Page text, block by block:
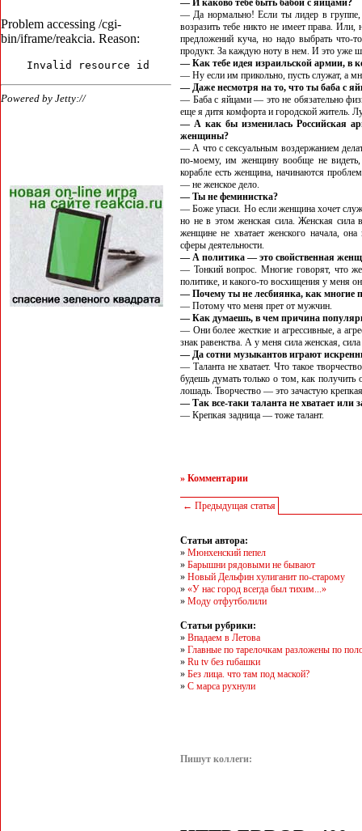
— И каково тебе быть бабой с яйцами?
— Да нормально! Если ты лидер в группе,
возразить тебе никто не имеет права.
предложений куча, но надо выбрать что-
продукт. За каждую ноту в нем. И это уже
— Как тебе идея израильской армии, в
— Ну если им прикольно, пусть служат, а
— Даже несмотря на то, что ты баба с
— Баба с яйцами — это не обязательно
еще я дитя комфорта и городской житель.
— А как бы изменилась Российская
женщины?
— А что с сексуальным воздержанием
по-моему, им женщину вообще не
корабле есть женщина, начинаются
— не женское дело.
— Ты не феминистка?
— Боже упаси. Но если женщина хочет
но не в этом женская сила. Женская сила
женщине не хватает женского начала,
сферы деятельности.
— А политика — это свойственная
— Тонкий вопрос. Многие говорят, что
политике, и какого-то восхищения у меня
— Почему ты не лесбиянка, как многие
— Потому что меня прет от мужчин.
— Как думаешь, в чем причина
— Они более жесткие и агрессивные, а
знак равенства. А у меня сила женская,
— Да сотни музыкантов играют
— Таланта не хватает. Что такое
будешь думать только о том, как получить
лошадь. Творчество — это зачастую
— Так все-таки таланта не хватает или
— Крепкая задница — тоже талант.
» Комментарии
← Предыдущая статья
Статьи автора:
» Мюнхенский пепел
» Барышни рядовыми не бывают
» Новый Дельфин хулиганит по-старому
» «У нас город всегда был тихим...»
» Моду отфутболили
Статьи рубрики:
» Впадаем в Летова
» Главные по тарелочкам разложены по
» Ru tv без ruбашки
» Без лица. что там под маской?
» С марса рухнули
Пишут коллеги: